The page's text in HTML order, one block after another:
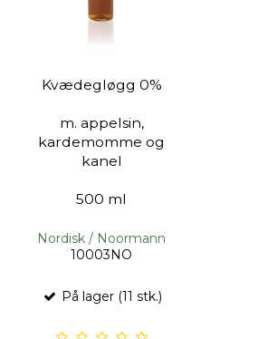
Kvædegløgg 0%
m. appelsin,
kardemomme og
kanel
500 ml
Nordisk / Noormann
10003NO
På lager (11 stk.)